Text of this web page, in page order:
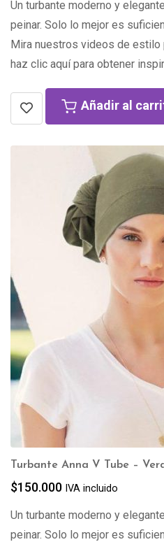
Un turbante moderno y
peinar. Solo lo mejor es
Mira nuestros videos de estilo
haz clic aquí para obtener
Añadir al
Turbante Anna V Tube –
$150.000 IVA incluido
Un turbante moderno y
peinar. Solo lo mejor es